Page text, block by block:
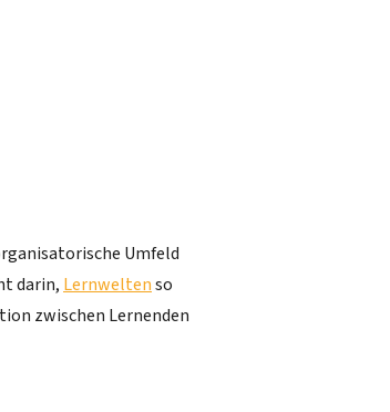
Umfeld
darin, Lernweltenso
zwischen Lernenden